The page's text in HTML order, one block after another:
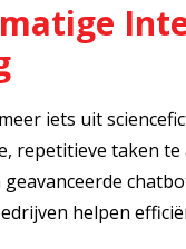
iets uit
repetitieve taken
geavanceerde
helpen